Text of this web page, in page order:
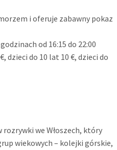
i oferuje zabawny pokaz
od 16:15 do 22:00
dzieci do 10 lat 10 €, dzieci do
we Włoszech, który
wiekowych – kolejki górskie,